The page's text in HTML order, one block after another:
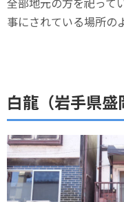
事にされている場所の
白龍（岩手県盛